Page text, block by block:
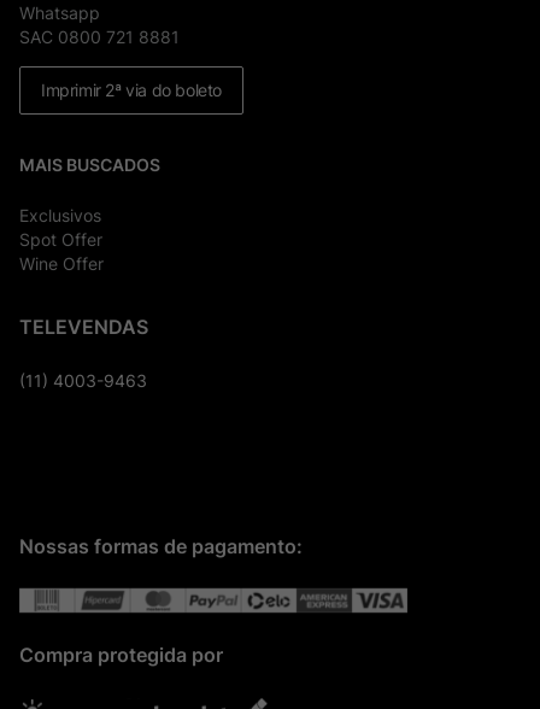
Whatsapp
SAC 0800 721 8881
Imprimir 2ª via do boleto
MAIS BUSCADOS
Exclusivos
Spot Offer
Wine Offer
TELEVENDAS
(11) 4003-9463
Nossas formas de pagamento:
Compra protegida por